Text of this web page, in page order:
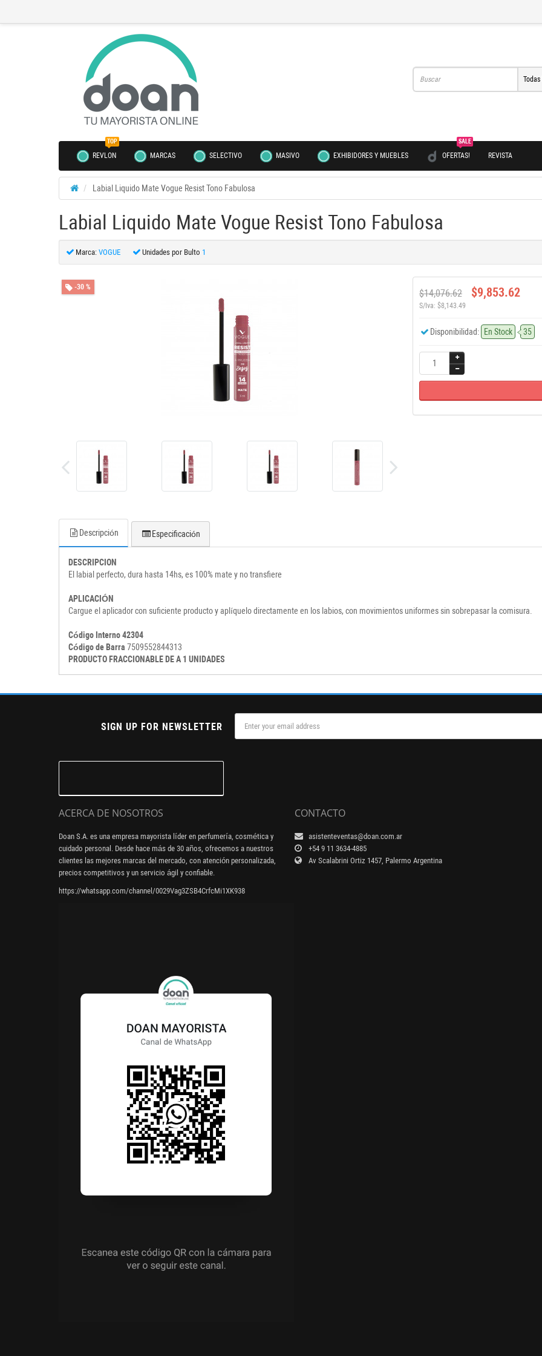
TOP
REVLON MARCAS SELECTIVO MASIVO EXHIBIDORES Y MUEBLES
SALE
OFERTAS! REVISTA
Labial Liquido Mate Vogue Resist Tono Fabulosa
Labial Liquido Mate Vogue Resist Tono Fabulosa
Marca: VOGUE Unidades por Bulto 1
-30 %
$14,076.62 $9,853.62
S/Iva: $8,143.49
Disponibilidad: En Stock 35
Descripción Especificación
DESCRIPCION
El labial perfecto, dura hasta 14hs, es 100% mate y no transfiere
APLICACIÓN
Cargue el aplicador con suficiente producto y aplíquelo directamente en los labios, con movimientos uniformes sin sobrepasar la comisura.
Código Interno 42304
Código de Barra 7509552844313
PRODUCTO FRACCIONABLE DE A 1 UNIDADES
SIGN UP FOR NEWSLETTER
ACERCA DE NOSOTROS
Doan S.A. es una empresa mayorista líder en perfumería, cosmética y
cuidado personal. Desde hace más de 30 años, ofrecemos a nuestros
clientes las mejores marcas del mercado, con atención personalizada,
precios competitivos y un servicio ágil y confiable.
https://whatsapp.com/channel/0029Vag3ZSB4CrfcMi1XK938
CONTACTO
asistenteventas@doan.com.ar
+54 9 11 3634-4885
Av Scalabrini Ortiz 1457, Palermo Argentina